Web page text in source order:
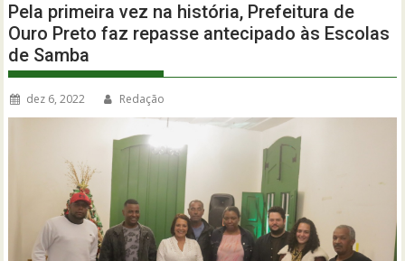
Pela primeira vez na história, Prefeitura de
Ouro Preto faz repasse antecipado às Escolas
de Samba
dez 6, 2022 Redação